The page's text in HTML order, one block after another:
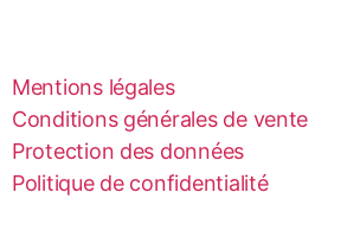
Mentions légales
Conditions générales de vente
Protection des données
Politique de confidentialité